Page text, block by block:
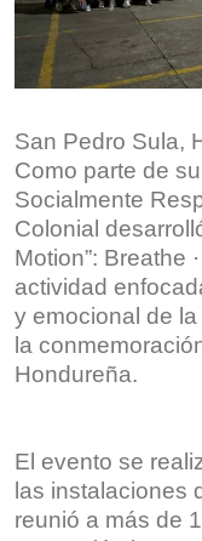
San Pedro Sula,
Como parte de
Socialmente
Colonial
Motion”: Breathe
actividad
y emocional de
la
Hondureña.
El evento se
las instalaciones
reunió a más de